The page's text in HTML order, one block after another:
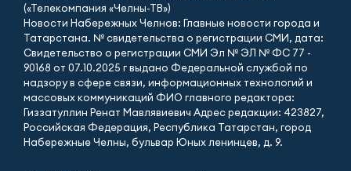
(«Телекомпания «Челны-ТВ»)
Новости Набережных Челнов: Главные новости города и
Татарстана. № свидетельства о регистрации СМИ, дата:
Свидетельство о регистрации СМИ Эл № ЭЛ № ФС 77 -
90168 от 07.10.2025 г выдано Федеральной службой по
надзору в сфере связи, информационных технологий и
массовых коммуникаций ФИО главного редактора:
Гиззатуллин Ренат Мавлявиевич Адрес редакции: 423827,
Российская Федерация, Республика Татарстан, город
Набережные Челны, бульвар Юных ленинцев, д. 9.